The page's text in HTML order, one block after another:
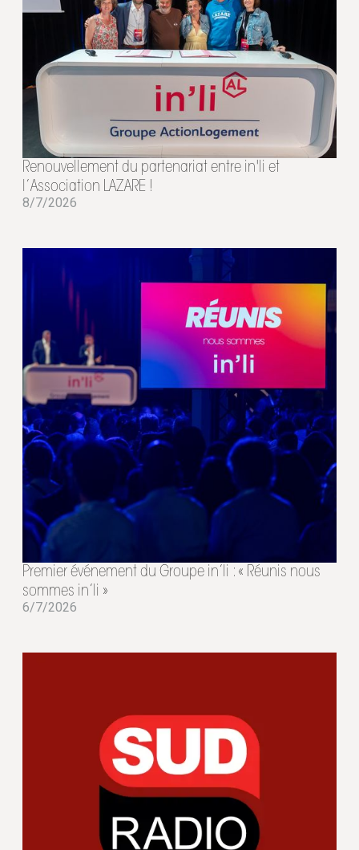
Renouvellement du partenariat entre in'li et
l’Association LAZARE !
8/7/2026
Premier événement du Groupe in’li : « Réunis nous
sommes in’li »
6/7/2026